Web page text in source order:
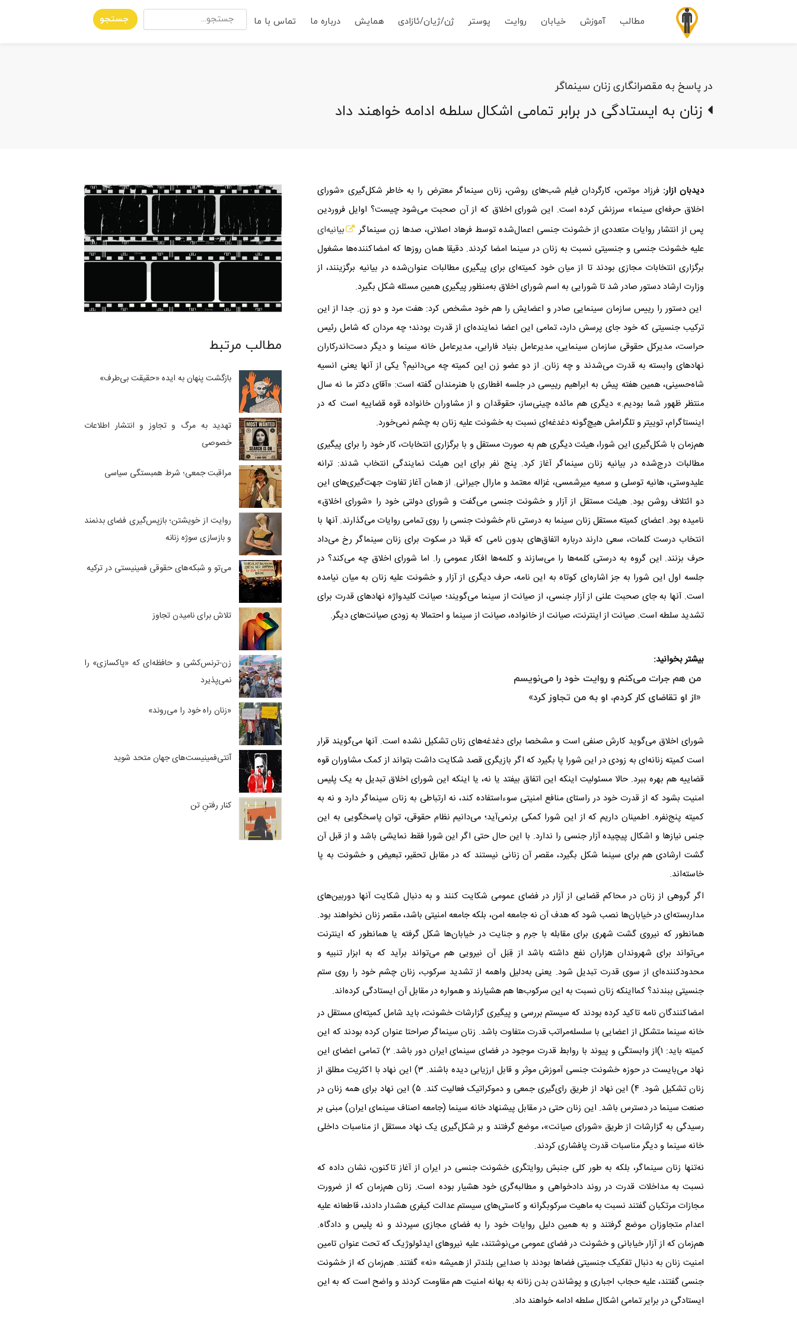
مطالب آموزش خیابان روایت پوستر ژن/ژیان/ئازادی همایش درباره ما تماس با ما جستجو
در پاسخ به مقصرانگاری زنان سینماگر
زنان به ایستادگی در برابر تمامی اشکال سلطه ادامه خواهند داد
دیدبان آزار: فرزاد موتمن، کارگردان فیلم شب‌های روشن، زنان سینماگر معترض را به خاطر شکل‌گیری «شورای
اخلاق حرفه‌ای سینما» سرزنش کرده است. این شورای اخلاق که از آن صحبت می‌شود چیست؟ اوایل فروردین
پس از انتشار روایات متعددی از خشونت جنسی اعمال‌شده توسط فرهاد اصلانی، صدها زن سینما‌گر
بیانیه‌ای
علیه خشونت جنسی و جنسیتی نسبت به زنان در سینما امضا کردند. دقیقا همان روزها که امضاکننده‌ها مشغول
برگزاری انتخابات مجازی بودند تا از میان خود کمیته‌ای برای پیگیری مطالبات عنوان‌شده در بیانیه برگزینند، از
وزارت ارشاد دستور صادر شد تا شورایی به اسم شورای اخلاق به‌منظور پیگیری همین مسئله شکل بگیرد.
این دستور را رییس سازمان سینمایی صادر و اعضایش را هم خود مشخص کرد: هفت مرد و دو زن. جدا از این
ترکیب جنسیتی که خود جای پرسش دارد، تمامی این اعضا نماینده‌ای از قدرت بودند؛ چه مردان که شامل رئیس
حراست، مدیرکل حقوقی سازمان سینمایی، مدیرعامل بنیاد فارابی، مدیرعامل خانه سینما و دیگر دست‌اندرکاران
نهادهای وابسته به قدرت می‌شدند و چه زنان. از دو عضو زن این کمیته چه می‌دانیم؟ یکی از آنها یعنی انسیه
شاه‌حسینی، همین هفته پیش به ابراهیم رییسی در جلسه افطاری با هنرمندان گفته است: «آقای دکتر ما نه سال
منتظر ظهور شما بودیم.» دیگری هم مائده چینی‌ساز، حقوقدان و از مشاوران خانواده قوه قضاییه است که در
اینستاگرام، توییتر و تلگرامش هیچگونه دغدغه‌ای نسبت به خشونت علیه زنان به چشم نمی‌خورد.
هم‌زمان با شکل‌گیری این شورا، هیئت دیگری هم به صورت مستقل و با برگزاری انتخابات، کار خود را برای پیگیری
مطالبات درج‌شده در بیانیه زنان سینماگر آغاز کرد. پنج نفر برای این هیئت نمایندگی انتخاب شدند: ترانه
علیدوستی، هانیه توسلی و سمیه میرشمسی، غزاله معتمد و مارال جیرانی. از همان آغاز تفاوت جهت‌گیری‌های این
دو ائتلاف روشن بود. هیئت مستقل از آزار و خشونت جنسی می‌گفت و شورای دولتی خود را «شورای اخلاق»
نامیده بود. اعضای کمیته مستقل زنان سینما به درستی نام خشونت جنسی را روی تمامی روایات می‌گذارند. آنها با
انتخاب درست کلمات، سعی دارند درباره اتفاق‌های بدون نامی که قبلا در سکوت برای زنان سینماگر رخ می‌داد
حرف بزنند. این گروه به درستی کلمه‌ها را می‌سازند و کلمه‌ها افکار عمومی را. اما شورای اخلاق چه می‌کند؟ در
جلسه اول این شورا به جز اشاره‌ای کوتاه به این نامه، حرف دیگری از آزار و خشونت علیه زنان به میان نیامده
است. آنها به جای صحبت علنی از آزار جنسی، از صیانت از سینما می‌گویند؛ صیانت کلیدواژه نهادهای قدرت برای
تشدید سلطه است. صیانت از اینترنت، صیانت از خانواده، صیانت از سینما و احتمالا به زودی صیانت‌های دیگر.
بیشتر بخوانید:
من هم جرات می‌کنم و روایت خود را می‌نویسم
«از او تقاضای کار کردم، او به من تجاوز کرد»
شورای اخلاق می‌گوید کارش صنفی است و مشخصا برای دغدغه‌های زنان تشکیل نشده است. آنها می‌گویند قرار
است کمیته زنانه‌ای به زودی در این شورا پا بگیرد که اگر بازیگری قصد شکایت داشت بتواند از کمک مشاوران قوه
قضاییه هم بهره ببرد. حالا مسئولیت اینکه این اتفاق بیفتد یا نه، یا اینکه این شورای اخلاق تبدیل به یک پلیس
امنیت بشود که از قدرت خود در راستای منافع امنیتی‌ سوءاستفاده کند، نه ارتباطی به زنان سینماگر دارد و نه به
کمیته پنج‌نفره. اطمینان داریم که از این شورا کمکی برنمی‌آید؛ می‌دانیم نظام حقوقی، توان پاسخگویی به این
جنس نیازها و اشکال پیچیده آزار جنسی را ندارد. با این حال حتی اگر این شورا فقط نمایشی باشد و از قبل آن
گشت ارشادی هم برای سینما شکل بگیرد، مقصر آن زنانی نیستند که در مقابل تحقیر، تبعیض و خشونت به پا
خاسته‌اند.
اگر گروهی از زنان در محاکم قضایی از آزار در فضای عمومی شکایت کنند و به دنبال شکایت آنها دوربین‌های
مداربسته‌ای در خیابان‌ها نصب شود که هدف آن نه جامعه امن، بلکه جامعه امنیتی باشد، مقصر زنان نخواهند بود.
همانطور که نیروی گشت‌ شهری برای مقابله با جرم و جنایت در خیابان‌ها شکل گرفته یا همانطور که اینترنت
می‌تواند برای شهروندان هزاران نفع داشته باشد از قِبَل آن نیرویی هم می‌تواند برآید که به ابزار تنبیه و
محدودکننده‌ای از سوی قدرت تبدیل شود. یعنی به‌دلیل واهمه از تشدید سرکوب، زنان چشم خود را روی ستم
جنسیتی ببندند؟ کمااینکه زنان نسبت به این سرکوب‌ها هم هشیارند و همواره در مقابل آن ایستادگی کرده‌اند.
امضاکنندگان نامه تاکید کرده بودند که سیستم بررسی و پیگیری گزارشات خشونت، باید شامل کمیته‌ای مستقل در
خانه سینما متشکل از اعضایی با سلسله‌مراتب قدرت متفاوت باشد. زنان سینماگر صراحتا عنوان کرده بودند که این
کمیته باید: ۱)از وابستگی و پیوند با روابط قدرت موجود در فضای سینمای ایران دور باشد. ۲) تمامی اعضای این
نهاد می‌بایست در حوزه خشونت جنسی آموزش موثر و قابل ارزیابی دیده باشند. ۳) این نهاد با اکثریت مطلق از
زنان تشکیل شود. ۴) این نهاد از طریق رای‌گیری جمعی و دموکراتیک فعالیت کند. ۵) این نهاد برای همه زنان در
صنعت سینما در دسترس باشد. این زنان حتی در مقابل پیشنهاد خانه سینما (جامعه اصناف سینمای ایران) مبنی بر
رسیدگی به گزارشات از طریق «شورای صیانت»، موضع گرفتند و بر شکل‌گیری یک نهاد مستقل از مناسبات داخلی
خانه سینما و دیگر مناسبات قدرت پافشاری کردند.
نه‌تنها زنان سینماگر، بلکه به طور کلی جنبش روایتگری خشونت جنسی در ایران از آغاز تاکنون، نشان داده که
نسبت به مداخلات قدرت در روند دادخواهی و مطالبه‌گری خود هشیار بوده است. زنان هم‌زمان که از ضرورت
مجازات مرتکبان گفتند نسبت به ماهیت سرکوبگرانه و کاستی‌های سیستم عدالت کیفری هشدار دادند، قاطعانه علیه
اعدام متجاوزان موضع گرفتند و به همین دلیل روایات خود را به فضای مجازی سپردند و نه پلیس و دادگاه.
هم‌زمان که از آزار خیابانی و خشونت در فضای عمومی می‌نوشتند، علیه نیروهای ایدئولوژیک که تحت عنوان تامین
امنیت زنان به دنبال تفکیک جنسیتی فضاها بودند با صدایی بلندتر از همیشه «نه» گفتند. هم‌زمان که از خشونت
جنسی گفتند، علیه حجاب اجباری و پوشاندن بدن زنانه به بهانه امنیت هم مقاومت کردند و واضح است که به این
ایستادگی در برایر تمامی اشکال سلطه ادامه خواهند داد.
مطالب مرتبط
بازگشت پنهان به ایده «حقیقت بی‌طرف»
تهدید به مرگ و تجاوز و انتشار اطلاعات
خصوصی
مراقبت جمعی؛ شرط همبستگی سیاسی
روایت از خویشتن؛ بازپس‌گیری فضای بدنمند
و بازسازی سوژه زنانه
می‌تو و شبکه‌های حقوقی فمینیستی در ترکیه
تلاش برای نامیدن تجاوز
زن-ترنس‌کشی و حافظه‌ای که «پاکسازی» را
نمی‌پذیرد
«زنان راه خود را می‌روند»
آنتی‌فمینیست‌های جهان متحد شوید
کنار رفتنِ تن